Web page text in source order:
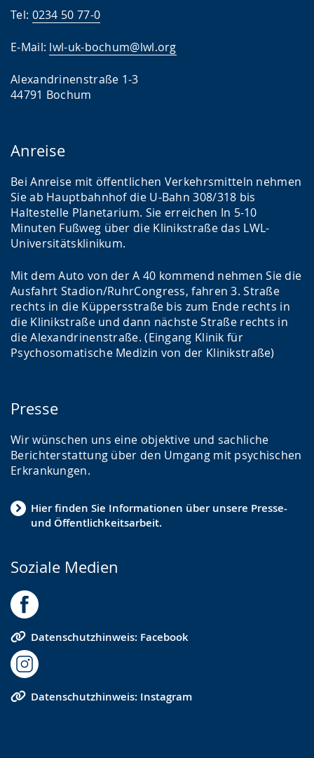
Tel: 0234 50 77-0
E-Mail: lwl-uk-bochum@lwl.org
Alexandrinenstraße 1-3
44791 Bochum
Anreise
Bei Anreise mit öffentlichen Verkehrsmitteln nehmen
Sie ab Hauptbahnhof die U-Bahn 308/318 bis
Haltestelle Planetarium. Sie erreichen In 5-10
Minuten Fußweg über die Klinikstraße das LWL-
Universitätsklinikum.
Mit dem Auto von der A 40 kommend nehmen Sie die
Ausfahrt Stadion/RuhrCongress, fahren 3. Straße
rechts in die Küppersstraße bis zum Ende rechts in
die Klinikstraße und dann nächste Straße rechts in
die Alexandrinenstraße. (Eingang Klinik für
Psychosomatische Medizin von der Klinikstraße)
Presse
Wir wünschen uns eine objektive und sachliche
Berichterstattung über den Umgang mit psychischen
Erkrankungen.
Hier finden Sie Informationen über unsere Presse-
und Öffentlichkeitsarbeit.
Soziale Medien
Datenschutzhinweis: Facebook
Datenschutzhinweis: Instagram